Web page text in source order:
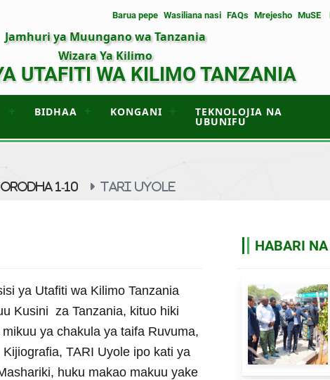
Barua pepe Wasiliana nasi FAQs Mrejesho MuSE
Jamhuri ya Muungano wa Tanzania
Wizara Ya Kilimo
UTAFITI WA KILIMO TANZANIA
BIDHAA KONGANI TEKNOLOJIA NA
UBUNIFU
1-10 TARI UYOLE
ya Utafiti wa Kilimo Tanzania
Kusini za Tanzania, kituo hiki
ya chakula ya taifa Ruvuma,
TARI Uyole ipo kati ya
huku makao makuu yake
HABARI